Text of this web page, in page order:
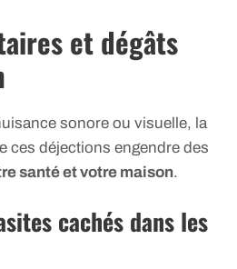
et dégâts
sonore ou visuelle, la
ces déjections engendre des
santé et votre maison.
cachés dans les